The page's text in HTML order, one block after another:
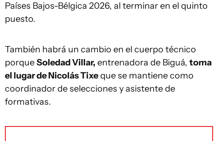
Países Bajos-Bélgica 2026, al terminar en el quinto
puesto.
También habrá un cambio en el cuerpo técnico
porqueSoledad Villar, entrenadora de Biguá, toma
el lugar de Nicolás Tixeque se mantiene como
coordinador de selecciones y asistente de
formativas.